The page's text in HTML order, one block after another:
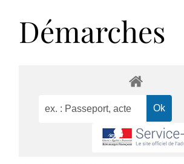
Démarches